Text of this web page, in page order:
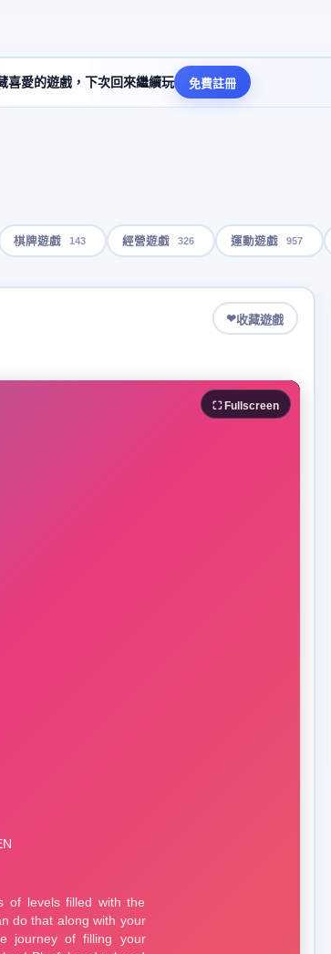
愛的遊戲，下次回來繼續玩 免費註冊
棋牌遊戲 143 經營遊戲 326 運動遊戲 957
❤收藏遊戲
⛶ Fullscreen